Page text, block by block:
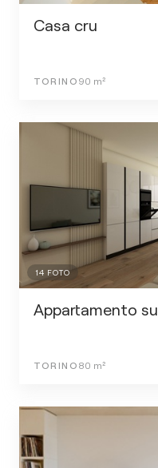
Casa cru
TORINO 90 m²
14 FOTO
Appartamento
TORINO 80 m²